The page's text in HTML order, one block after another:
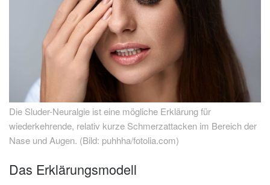
Die Sluder-Neuralgie ist eine mögliche Erklärung für
wiederkehrende, relativ kurze Schmerzattacken im Bereich der
Nase und Augen. (Bild: puhhha/fotolia.com)
Das Erklärungsmodell